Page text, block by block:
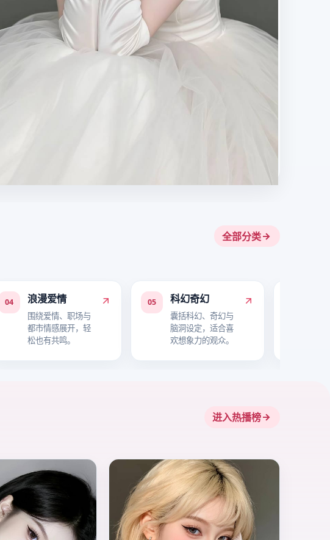
全部分类
04 浪漫爱情
围绕爱情、职场与
都市情感展开，轻
松也有共鸣。
05 科幻奇幻
囊括科幻、奇幻与
脑洞设定，适合喜
欢想象力的观众。
进入热播榜